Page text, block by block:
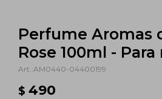
Perfume Aromas
Rose 100ml -
AM0440-04400199
$ 490